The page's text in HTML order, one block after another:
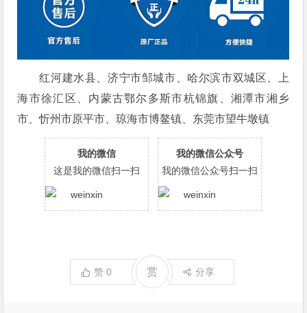
红河建水县、济宁市邹城市、哈尔滨市双城区、上
海市徐汇区、内蒙古鄂尔多斯市杭锦旗、湘潭市湘乡
市、忻州市原平市、琼海市博鳌镇、东莞市望牛墩镇
我的微信
这是我的微信扫一扫
我的微信公众号
我的微信公众号扫一扫
赞0 赏 分享